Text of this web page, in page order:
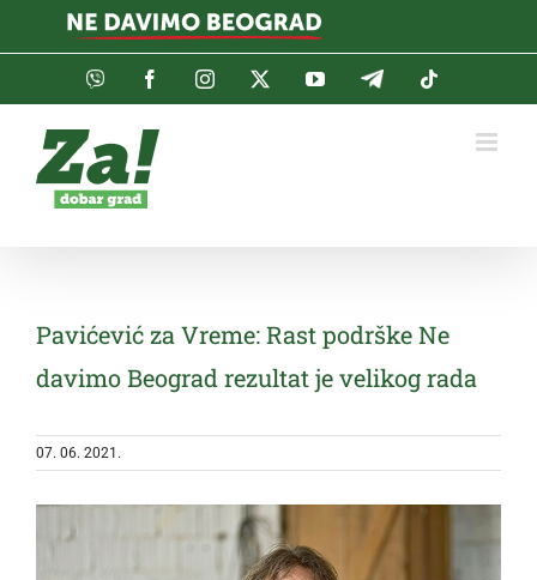
Viber FacebookInstagramTwitterYouTubeTelegram
Pavićević za Vreme: Rast podrške Ne
davimo Beograd rezultat je velikog rada
07. 06. 2021.